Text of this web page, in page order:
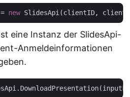
new
eine Instanz der SlidesApi-
Anmeldeinformationen